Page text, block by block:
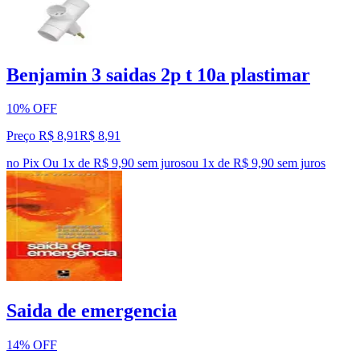
Benjamin 3 saidas 2p t 10a plastimar
10% OFF
Preço R$ 8,91R$ 8,91
no Pix Ou 1x de R$ 9,90 sem jurosou 1x de R$ 9,90 sem juros
Saida de emergencia
14% OFF